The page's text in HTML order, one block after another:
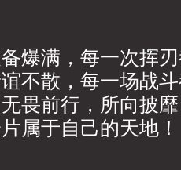
爆满，每一次挥
不散，每一场战
畏前行，所向披
属于自己的天地！